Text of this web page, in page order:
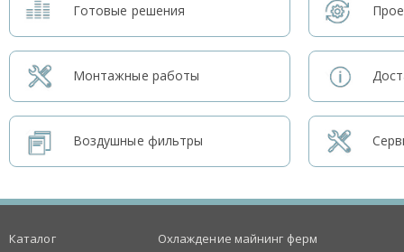
Готовые решения
Монтажные работы
Воздушные фильтры
Каталог
Охлаждение майнинг ферм